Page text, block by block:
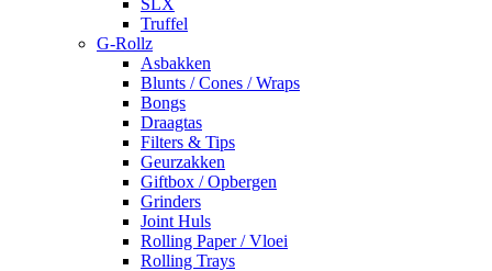
SLX
Truffel
G-Rollz
Asbakken
Blunts / Cones / Wraps
Bongs
Draagtas
Filters & Tips
Geurzakken
Giftbox / Opbergen
Grinders
Joint Huls
Rolling Paper / Vloei
Rolling Trays